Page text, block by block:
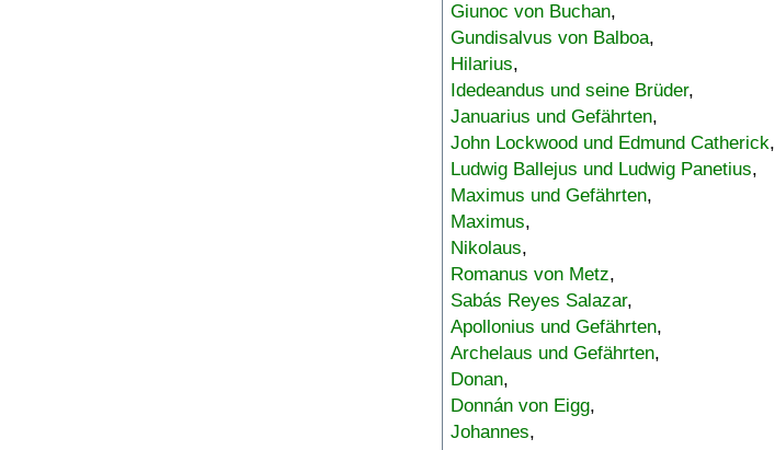
Giunoc von Buchan,
Gundisalvus von Balboa,
Hilarius,
Idedeandus und seine Brüder,
Januarius und Gefährten,
John Lockwood und Edmund Catherick,
Ludwig Ballejus und Ludwig Panetius,
Maximus und Gefährten,
Maximus,
Nikolaus,
Romanus von Metz,
Sabás Reyes Salazar,
Apollonius und Gefährten,
Archelaus und Gefährten,
Donan,
Donnán von Eigg,
Johannes,